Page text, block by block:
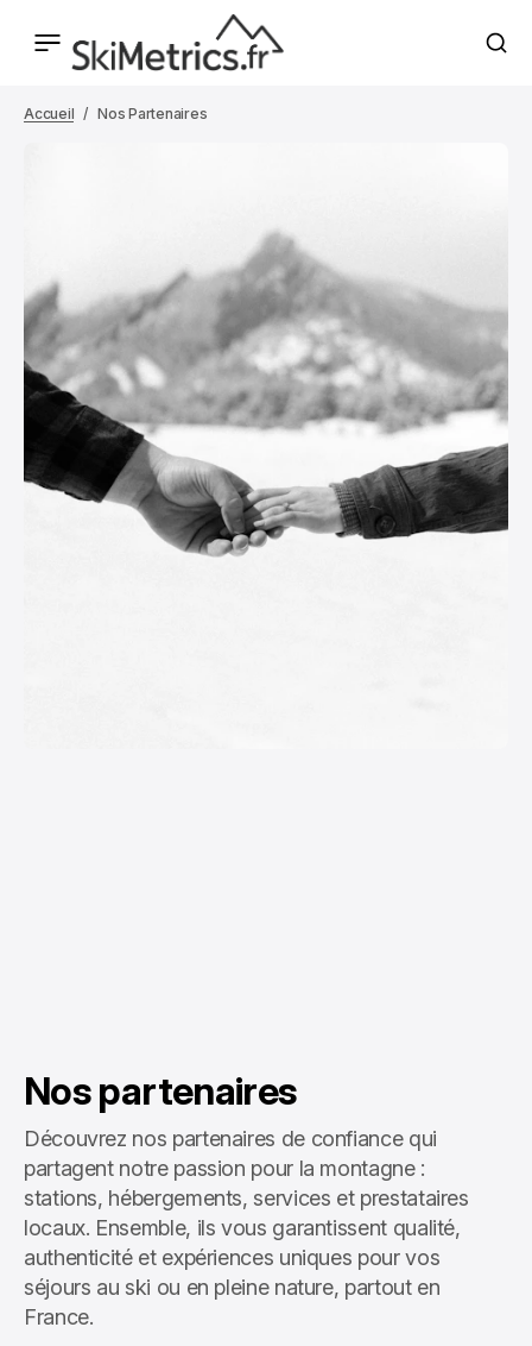
Accueil Nos Partenaires
Nos partenaires
Découvrez nos partenaires de confiance qui
partagent notre passion pour la montagne :
stations, hébergements, services et prestataires
locaux. Ensemble, ils vous garantissent qualité,
authenticité et expériences uniques pour vos
séjours au ski ou en pleine nature, partout en
France.